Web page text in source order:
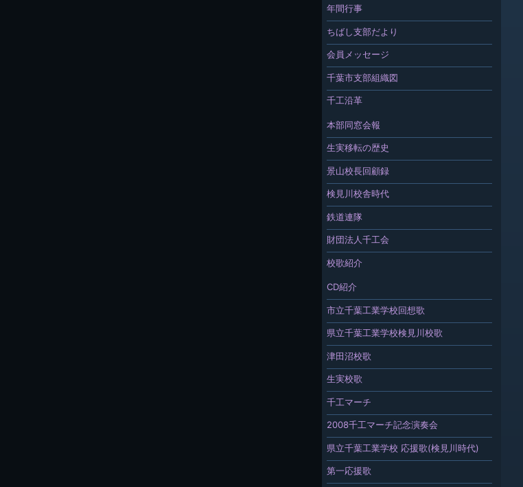
年間行事
ちばし支部だより
会員メッセージ
千葉市支部組織図
千工沿革
本部同窓会報
生実移転の歴史
景山校長回顧録
検見川校舎時代
鉄道連隊
財団法人千工会
校歌紹介
CD紹介
市立千葉工業学校回想歌
県立千葉工業学校検見川校歌
津田沼校歌
生実校歌
千工マーチ
2008千工マーチ記念演奏会
県立千葉工業学校 応援歌(検見川時代)
第一応援歌